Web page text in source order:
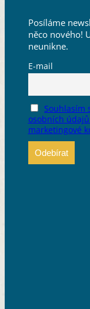
Posíláme
něco nového!
neunikne.
E-mail
Souhlasím
osobních
marketingové